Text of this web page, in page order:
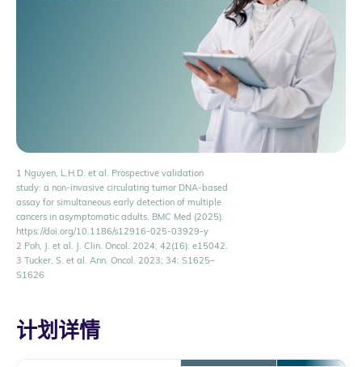
1 Nguyen, L.H.D. et al. Prospective validation
study: a non-invasive circulating tumor DNA-based
assay for simultaneous early detection of multiple
cancers in asymptomatic adults. BMC Med (2025).
https://doi.org/10.1186/s12916-025-03929-y
2 Poh, J. et al. J. Clin. Oncol. 2024; 42(16): e15042.
3 Tucker, S. et al. Ann. Oncol. 2023; 34: S1625–
S1626
计划详情